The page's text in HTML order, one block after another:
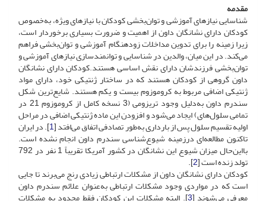
مقدمه
شناسایی نیازهای آموزشی و توان‌بخشی کودکان با نیازهای ویژه، به‌خصوص
کودکان دارای نشانگان داون از اهمیت و ضرورت بسیاری برخوردار است،
زیرا زمینه را برای تدوین مداخلات زودهنگام آموزشی و توان‌بخشی فراهم
می‌کند. در این میان، والدین در شناسایی و توانمندسازی نیازهای آموزشی و
توان‌بخشی فرزندشان دارای نقش اساسی هستند.کودکان دارای نشانگان
داون گروهی از کودکان هستند که در ساختار ژنتیکی خود، دارای مواد
ژنتیکی اضافی مربوط به کروموزوم بیست و یکم هستند. شایع‌ترین شکل
سندرم داون به‌دلیل وجود تریزومی (3 نسخه کامل از کروموزوم 21 در
تمامی سلول‌های) ایجاد می‌شود و افزودن این ماده ژنتیکی اضافی در مراحل
اولیه تقسیم سلول پس از بارداری به‌طور تصادفی اتفاق می‌افتد [1]. در ایران
تاکنون مطالعه‌ای درزمینه شیوع‌شناسی سندرم داون انجام نشده است.
بااین‌حال میزان شیوع این نشانگان در کشور آمریکا تقریباً 1 نفر در 792
تولد زنده است [2
].
کودکان دارای نشانگان داون از مشکلات ارتباطی زیادی رنج می‌برند تا جایی
است که در مواردی وجود مشکلات ارتباطی به‌عنوان علائم سندرم داون
معرفی می‌شوند [3]. البته مشکلات این کودکان فقط محدود به مشکلات